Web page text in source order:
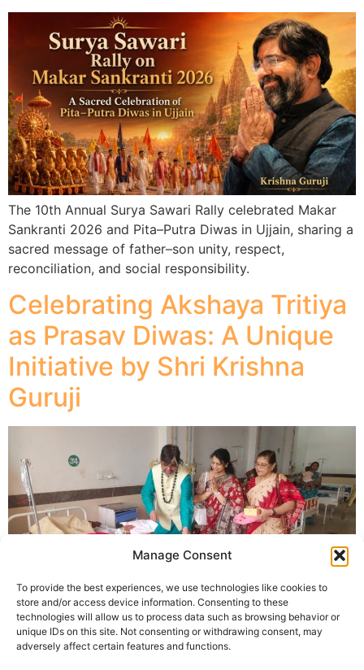
Manage Consent
To provide the best experiences, we use technologies like cookies to
store and/or access device information. Consenting to these
technologies will allow us to process data such as browsing behavior or
unique IDs on this site. Not consenting or withdrawing consent, may
adversely affect certain features and functions.
The 10th Annual Surya Sawari Rally celebrated Makar
Sankranti 2026 and Pita–Putra Diwas in Ujjain, sharing a
sacred message of father–son unity, respect,
reconciliation, and social responsibility.
Celebrating Akshaya Tritiya
as Prasav Diwas: A Unique
Initiative by Shri Krishna
Guruji
A Festival of New Beginnings and Compassion, akshya
tritiya 2026 is a time celebrated for its auspicious
significance. Continuing the rhythm of transformation
through festivals, Shri Krishna Guruji from Indore